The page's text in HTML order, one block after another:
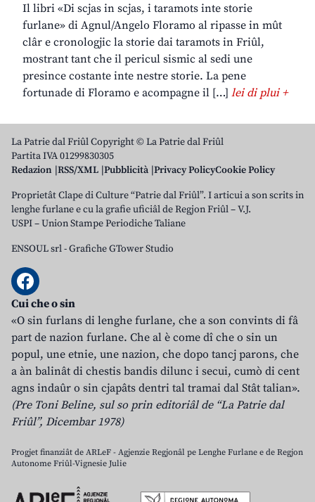
Il libri «Di scjas in scjas, i taramots inte storie
furlane» di Agnul/Angelo Floramo al ripasse in mût
clâr e cronologjic la storie dai taramots in Friûl,
mostrant tant che il pericul sismic al sedi une
presince costante inte nestre storie. La pene
fortunade di Floramo e acompagne il […] lei di plui +
La Patrie dal Friûl Copyright © La Patrie dal Friûl
Partita IVA 01299830305
Redazion RSS/XML Pubblicità Privacy PolicyCookie Policy
Proprietât Clape di Culture “Patrie dal Friûl”. I articui a son scrits in
lenghe furlane e cu la grafie uficiâl de Regjon Friûl – V.J.
USPI – Union Stampe Periodiche Taliane
ENSOUL srl-Grafiche GTower Studio
Cui che o sin
«O sin furlans di lenghe furlane, che a son convints di fâ
part de nazion furlane. Che al è come dî che o sin un
popul, une etnie, une nazion, che dopo tancj parons, che
a àn balinât di chestis bandis dilunc i secui, cumò di cent
agns indaûr o sin cjapâts dentri tal tramai dal Stât talian».
(Pre Toni Beline, sul so prin editoriâl de “La Patrie dal
Friûl”, Dicembar 1978)
Progjet finanziât de ARLeF - Agjenzie Regjonâl pe Lenghe Furlane e de Regjon
Autonome Friûl-Vignesie Julie